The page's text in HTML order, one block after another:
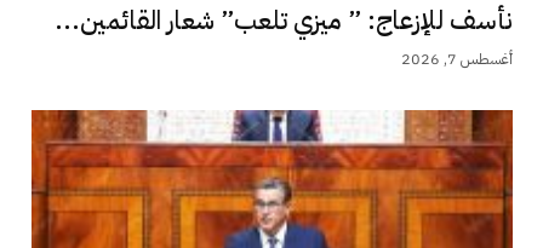
نأسف للإزعاج: ” ميزي تلعب” شعار القائمين...
أغسطس 7, 2026